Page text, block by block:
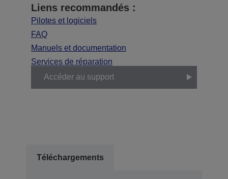
Liens recommandés :
Pilotes et logiciels
FAQ
Manuels et documentation
Services de réparation
Accéder au support
Téléchargements